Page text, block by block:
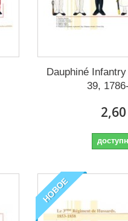
Dauphiné
39,
НОВОЕ